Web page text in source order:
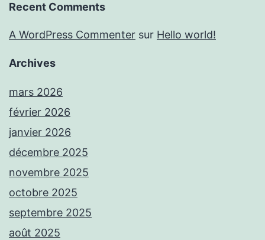
Recent Comments
A WordPress Commenter sur Hello world!
Archives
mars 2026
février 2026
janvier 2026
décembre 2025
novembre 2025
octobre 2025
septembre 2025
août 2025